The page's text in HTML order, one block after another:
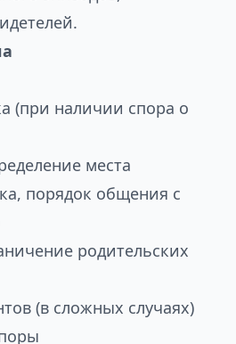
(при наличии спора о
места
порядок общения с
родительских
(в сложных случаях)